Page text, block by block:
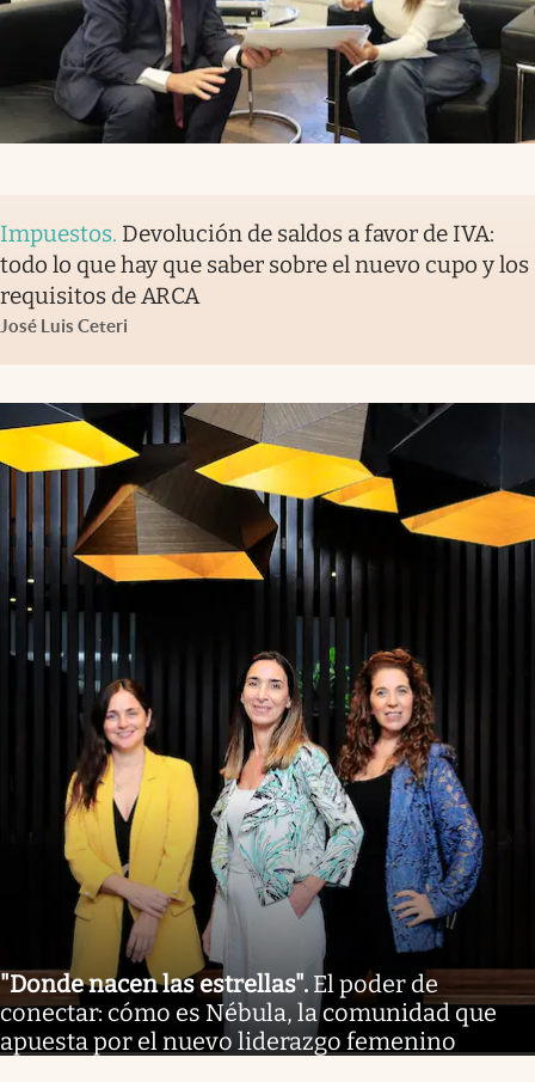
Impuestos. Devolución de saldos a favor de IVA:
todo lo que hay que saber sobre el nuevo cupo y los
requisitos de ARCA
José Luis Ceteri
"Donde nacen las estrellas". El poder de
conectar: cómo es Nébula, la comunidad que
apuesta por el nuevo liderazgo femenino